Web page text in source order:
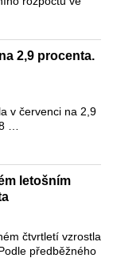
2,9 procenta.
v červenci na 2,9
…
letošním
čtvrtletí vzrostla
předběžného